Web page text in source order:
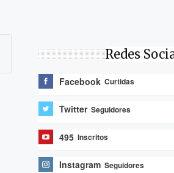
Redes
Facebook Curtidas
Twitter Seguidores
495 Inscritos
Instagram Seguidores